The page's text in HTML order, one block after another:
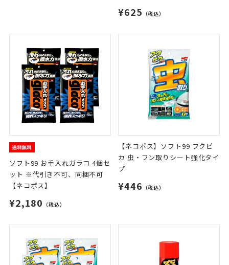
¥625 （税込）
ソフト99 お手入れガラコ 4個セ
ット ※代引き不可、同梱不可
【ネコポス】
¥2,180 （税込）
【ネコポス】ソフト99 フクピ
カ 虫・フン取りシート強化タイ
プ
¥446 （税込）